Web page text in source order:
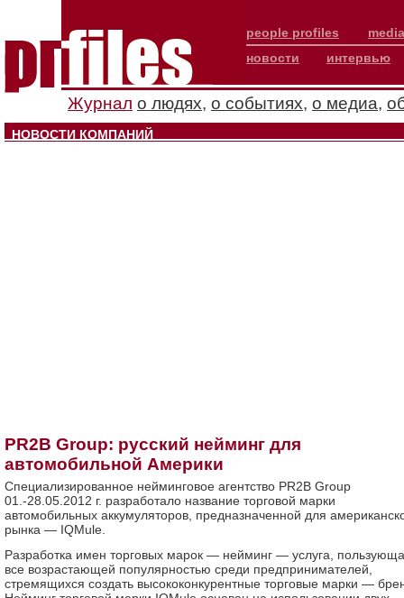
people profiles
новости
интервью
Журнал о людях, о событиях, о медиа,
НОВОСТИ КОМПАНИЙ
PR2B Group: русский нейминг для
автомобильной Америки
Специализированное нейминговое агентство PR2B Group
01.-28.05.2012 г. разработало название торговой марки
автомобильных аккумуляторов, предназначенной для
рынка — IQMule.
Разработка имен торговых марок — нейминг — услуга,
все возрастающей популярностью среди предпринимателей,
стремящихся создать высококонкурентные торговые марки —